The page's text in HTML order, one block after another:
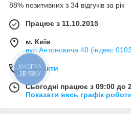
88% позитивних з 34 відгуків за рік
Працює з 11.10.2015
м. Київ
вул Антоновича 40 (індекс
Контакти
Сьогодні працює з 09:00 до
Показати весь графік
КНОПКА
ЗВ'ЯЗКУ